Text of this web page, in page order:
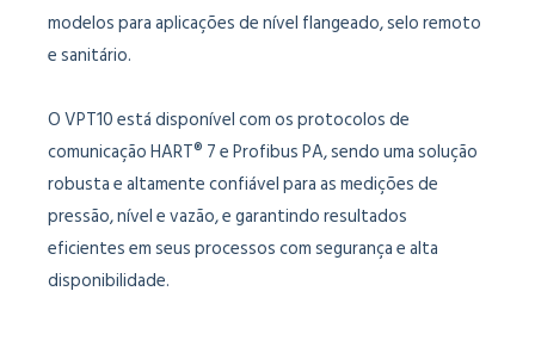
modelos para aplicações de nível flangeado, selo remoto
e sanitário.
O VPT10 está disponível com os protocolos de
comunicação HART® 7 e Profibus PA, sendo uma solução
robusta e altamente confiável para as medições de
pressão, nível e vazão, e garantindo resultados
eficientes em seus processos com segurança e alta
disponibilidade.